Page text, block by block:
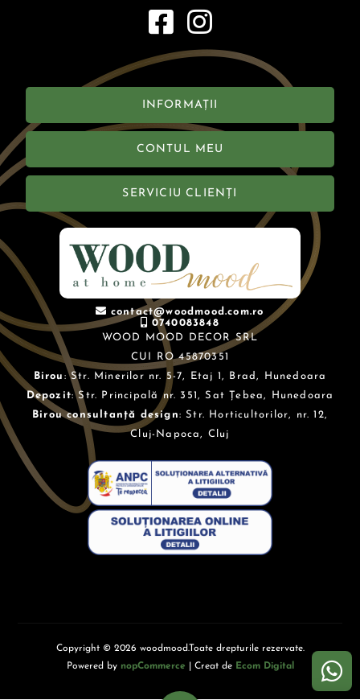
INFORMAȚII
CONTUL MEU
SERVICIU CLIENȚI
contact@woodmood.com.ro
0740083848
WOOD MOOD DECOR SRL
CUI RO 45870351
Birou : Str. Minerilor nr. 5-7, Etaj 1, Brad, Hunedoara
Depozit: Str. Principală nr. 351, Sat Țebea, Hunedoara
Birou consultanță design: Str. Horticultorilor, nr. 12,
Cluj-Napoca, Cluj
Copyright © 2026 woodmood.Toate drepturile rezervate.
Powered by nopCommerce | Creat de Ecom Digital